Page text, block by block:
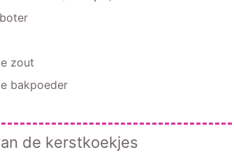
zout
bakpoeder
de kerstkoekjes